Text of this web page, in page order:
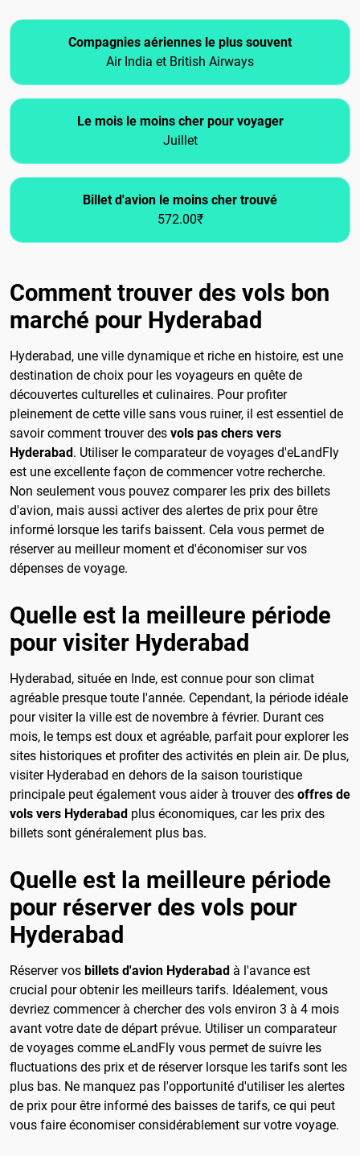
Compagnies aériennes le plus souvent
Air India et British Airways
Le mois le moins cher pour voyager
Juillet
Billet d'avion le moins cher trouvé
572.00₹
Comment trouver des vols bon
marché pour Hyderabad
Hyderabad, une ville dynamique et riche en histoire, est une
destination de choix pour les voyageurs en quête de
découvertes culturelles et culinaires. Pour profiter
pleinement de cette ville sans vous ruiner, il est essentiel de
savoir comment trouver des vols pas chers vers
Hyderabad . Utiliser le comparateur de voyages d'eLandFly
est une excellente façon de commencer votre recherche.
Non seulement vous pouvez comparer les prix des billets
d'avion, mais aussi activer des alertes de prix pour être
informé lorsque les tarifs baissent. Cela vous permet de
réserver au meilleur moment et d'économiser sur vos
dépenses de voyage.
Quelle est la meilleure période
pour visiter Hyderabad
Hyderabad, située en Inde, est connue pour son climat
agréable presque toute l'année. Cependant, la période idéale
pour visiter la ville est de novembre à février. Durant ces
mois, le temps est doux et agréable, parfait pour explorer les
sites historiques et profiter des activités en plein air. De plus,
visiter Hyderabad en dehors de la saison touristique
principale peut également vous aider à trouver des offres de
vols vers Hyderabad plus économiques, car les prix des
billets sont généralement plus bas.
Quelle est la meilleure période
pour réserver des vols pour
Hyderabad
Réserver vos billets d'avion Hyderabad à l'avance est
crucial pour obtenir les meilleurs tarifs. Idéalement, vous
devriez commencer à chercher des vols environ 3 à 4 mois
avant votre date de départ prévue. Utiliser un comparateur
de voyages comme eLandFly vous permet de suivre les
fluctuations des prix et de réserver lorsque les tarifs sont les
plus bas. Ne manquez pas l'opportunité d'utiliser les alertes
de prix pour être informé des baisses de tarifs, ce qui peut
vous faire économiser considérablement sur votre voyage.